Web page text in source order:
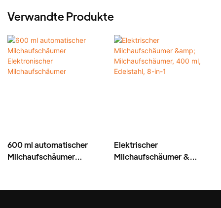
Verwandte Produkte
600 ml automatischer
Milchaufschäumer
Elektrischer
Milchaufschäumer &